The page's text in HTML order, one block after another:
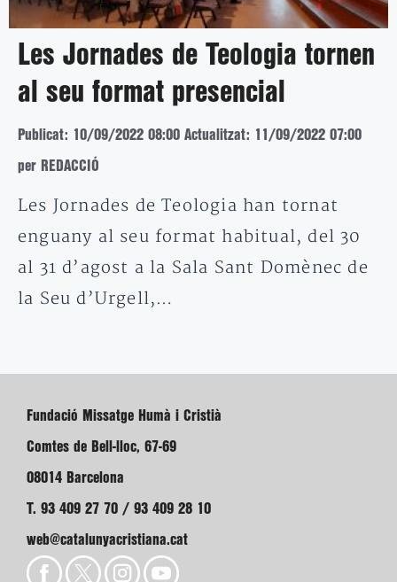
Les Jornades de Teologia tornen
al seu format presencial
Publicat: 10/09/2022 08:00 Actualitzat: 11/09/2022 07:00
per REDACCIÓ
Les Jornades de Teologia han tornat
enguany al seu format habitual, del 30
al 31 d’agost a la Sala Sant Domènec de
la Seu d’Urgell,…
Fundació Missatge Humà i Cristià
Comtes de Bell-lloc, 67-69
08014 Barcelona
T. 93 409 27 70 / 93 409 28 10
web@catalunyacristiana.cat